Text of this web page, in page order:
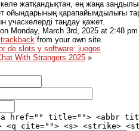
жатқандықтан, ең жаңа
ойындарының қарапайымдылығы
учаскелерді таңдау қажет.
Monday, March 3rd, 2025 at 2:48 pm
trackback from your own site.
de slots y software: juegos
With Strangers 2025 »
href="" title=""> <abbr
<q cite=""> <s> <strike>